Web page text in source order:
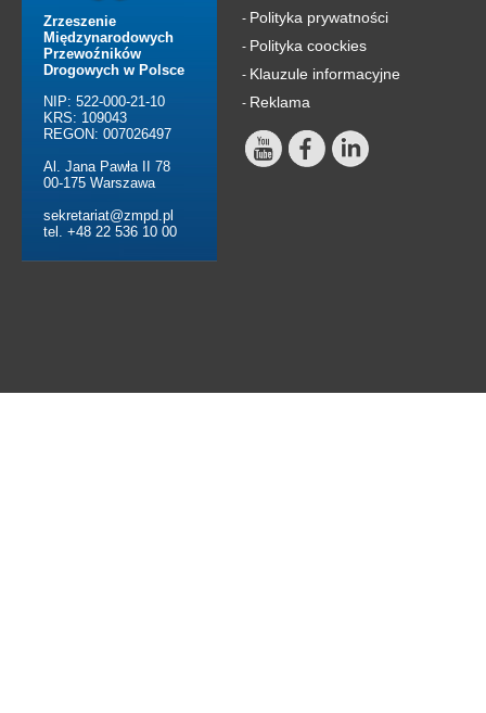
Zrzeszenie
Międzynarodowych
Przewoźników
Drogowych w Polsce
NIP: 522-000-21-10
KRS: 109043
REGON: 007026497
Al. Jana Pawła II 78
00-175 Warszawa
sekretariat@zmpd.pl
tel. +48 22 536 10 00
- Polityka prywatności
- Polityka coockies
- Klauzule informacyjne
- Reklama